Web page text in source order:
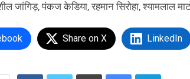
जांगिड़, पंकज केडिया, रहमान सिरोहा, श्यामलाल
Share on X LinkedIn